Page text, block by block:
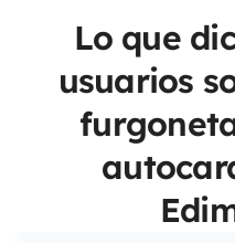
Lo que
usuarios